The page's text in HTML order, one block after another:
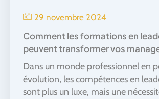
29 novembre 2024
Comment les formations en
peuvent transformer vos
Dans un monde professionnel en
évolution, les compétences en
sont plus un luxe, mais une